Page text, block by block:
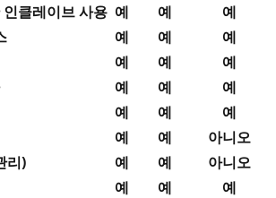
클레이브 사용 예 예
예
예 예
예
예 예
예
예 예
예
예 예
예
예 예
아니오
리)
예 예
아니오
예 예
예